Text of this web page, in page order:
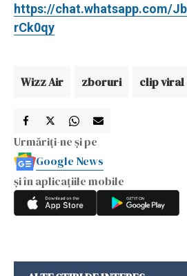
https://chat.whatsapp.com/
rCk0qy
Wizz Air zboruri clip viral
Urmăriți-ne și pe
Google News
și în aplicațiile mobile